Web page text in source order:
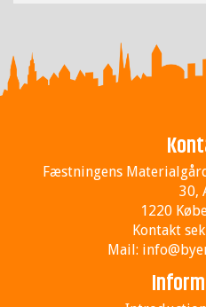
Fæstningens
30,
1220
Kontakt
Mail: